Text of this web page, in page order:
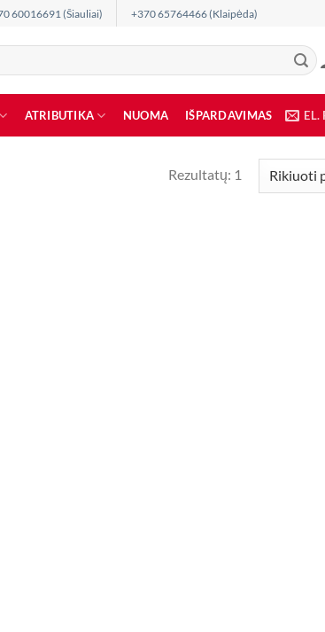
60016691 (Šiauliai) +370 65764466 (Klaipėda)
ATRIBUTIKA NUOMA IŠPARDAVIMAS EL.
Rezultatų: 1